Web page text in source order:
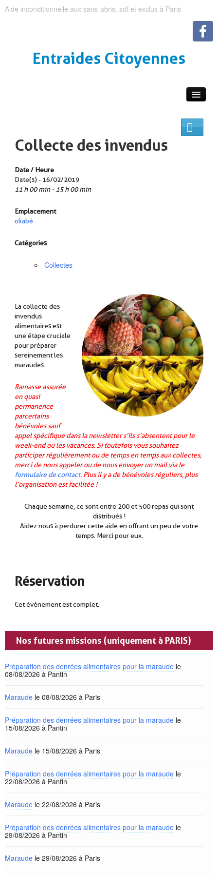
Aide inconditionnelle aux sans-abris, sdf et exclus à Paris
Entraides Citoyennes
Collecte des invendus
Date / Heure
Date(s) - 16/02/2019
11 h 00 min - 15 h 00 min
Emplacement
okabé
Catégories
Collectes
La collecte des
invendus
alimentaires est
une étape cruciale
pour préparer
sereinement les
maraudes.
Ramasse assurée
en quasi
permanence
par certains
bénévoles sauf
appel spécifique dans la newsletter s’ils s’absentent pour le
week-end ou les vacances. Si toutefois vous souhaitez
participer régulièrement ou de temps en temps aux collectes,
merci de nous appeler ou de nous envoyer un mail via le
formulaire de contact. Plus il y a de bénévoles réguliers, plus
l’organisation est facilitée !
Chaque semaine, ce sont entre 200 et 500 repas qui sont
distribués !
Aidez nous à perdurer cette aide en offrant un peu de votre
temps. Merci pour eux.
Réservation
Cet événement est complet.
Nos futures missions (uniquement à PARIS)
Préparation des denrées alimentaires pour la maraude le
08/08/2026 à Pantin
Maraude le 08/08/2026 à Paris
Préparation des denrées alimentaires pour la maraude le
15/08/2026 à Pantin
Maraude le 15/08/2026 à Paris
Préparation des denrées alimentaires pour la maraude le
22/08/2026 à Pantin
Maraude le 22/08/2026 à Paris
Préparation des denrées alimentaires pour la maraude le
29/08/2026 à Pantin
Maraude le 29/08/2026 à Paris